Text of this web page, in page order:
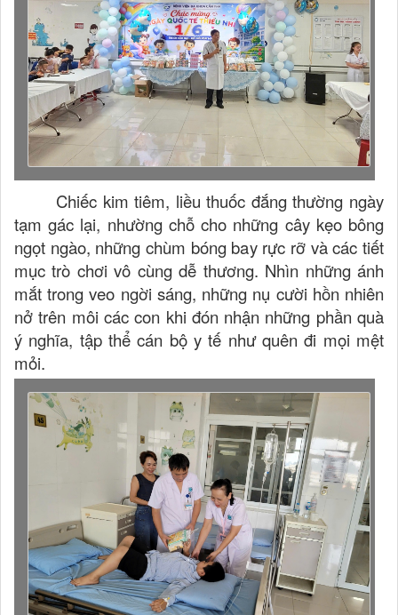
Chiếc kim tiêm, liều thuốc đắng thường ngày
tạm gác lại, nhường chỗ cho những cây kẹo bông
ngọt ngào, những chùm bóng bay rực rỡ và các tiết
mục trò chơi vô cùng dễ thương. Nhìn những ánh
mắt trong veo ngời sáng, những nụ cười hồn nhiên
nở trên môi các con khi đón nhận những phần quà
ý nghĩa, tập thể cán bộ y tế như quên đi mọi mệt
mỏi.